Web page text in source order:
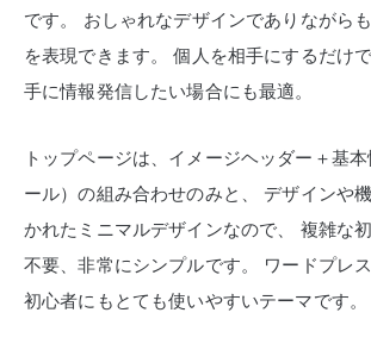
です。
おしゃれなデザインでありながら
を表現できます。
個人を相手にするだけ
手に情報発信したい場合にも最適。
トップページは、イメージヘッダー＋基
ール）の組み合わせのみと、
デザインや
かれたミニマルデザインなので、
複雑な
不要、非常にシンプルです。
ワードプレ
初心者にもとても使いやすいテーマです。